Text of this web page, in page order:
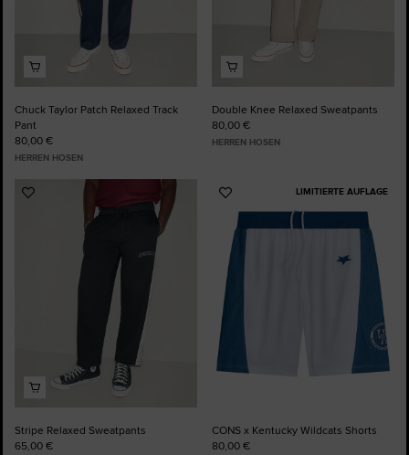
Chuck Taylor Patch Relaxed Track
Pant
80,00 €
HERREN HOSEN
Double Knee Relaxed Sweatpants
80,00 €
HERREN HOSEN
Zu
hinzufügen
Stripe Relaxed Sweatpants
65,00 €
LIMITIERTE AUFLAGE
Zu
Favoriten
hinzufügen
CONS x Kentucky Wildcats Shorts
80,00 €